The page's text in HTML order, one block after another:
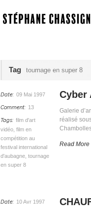
Tag tournage en super 8
Date: 09 Mai 1997
Comment: 13
Tags: film d'art
vidéo film en
compétition au
festival international
d'aubagne tournage
en super 8
Cyber
Galerie
réalisé
Read More
Date: 10 Avr 1997